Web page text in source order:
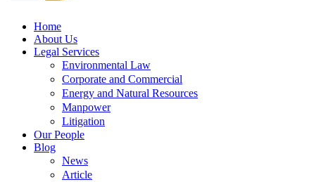
Home
About Us
Legal Services
Environmental Law
Corporate and Commercial
Energy and Natural Resources
Manpower
Litigation
Our People
Blog
News
Article